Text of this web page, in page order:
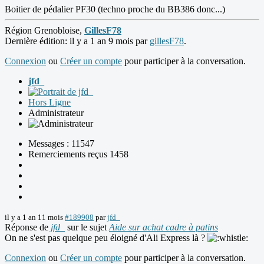
Boitier de pédalier PF30 (techno proche du BB386 donc...)
Région Grenobloise, GillesF78
Dernière édition: il y a 1 an 9 mois par gillesF78.
Connexion ou Créer un compte pour participer à la conversation.
jfd_
Hors Ligne
Administrateur
Messages : 11547
Remerciements reçus 1458
il y a 1 an 11 mois #189908 parjfd_
Réponse de jfd_ sur le sujet Aide sur achat cadre à patins
On ne s'est pas quelque peu éloigné d'Ali Express là ?
Connexion ou Créer un compte pour participer à la conversation.